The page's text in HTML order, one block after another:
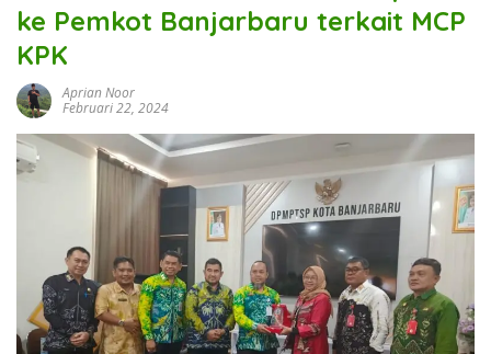
ke Pemkot Banjarbaru terkait MCP
KPK
Aprian Noor
Februari 22, 2024